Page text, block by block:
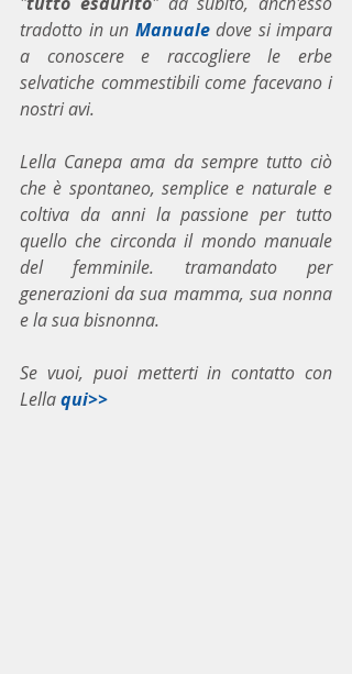
tradotto in un Manuale dove si impara
a conoscere e raccogliere le erbe
selvatiche commestibili come facevano i
nostri avi.
Lella Canepa ama da sempre tutto ciò
che è spontaneo, semplice e naturale e
coltiva da anni la passione per tutto
quello che circonda il mondo manuale
del femminile. tramandato per
generazioni da sua mamma, sua nonna
e la sua bisnonna.
Se vuoi, puoi metterti in contatto con
Lella qui>>